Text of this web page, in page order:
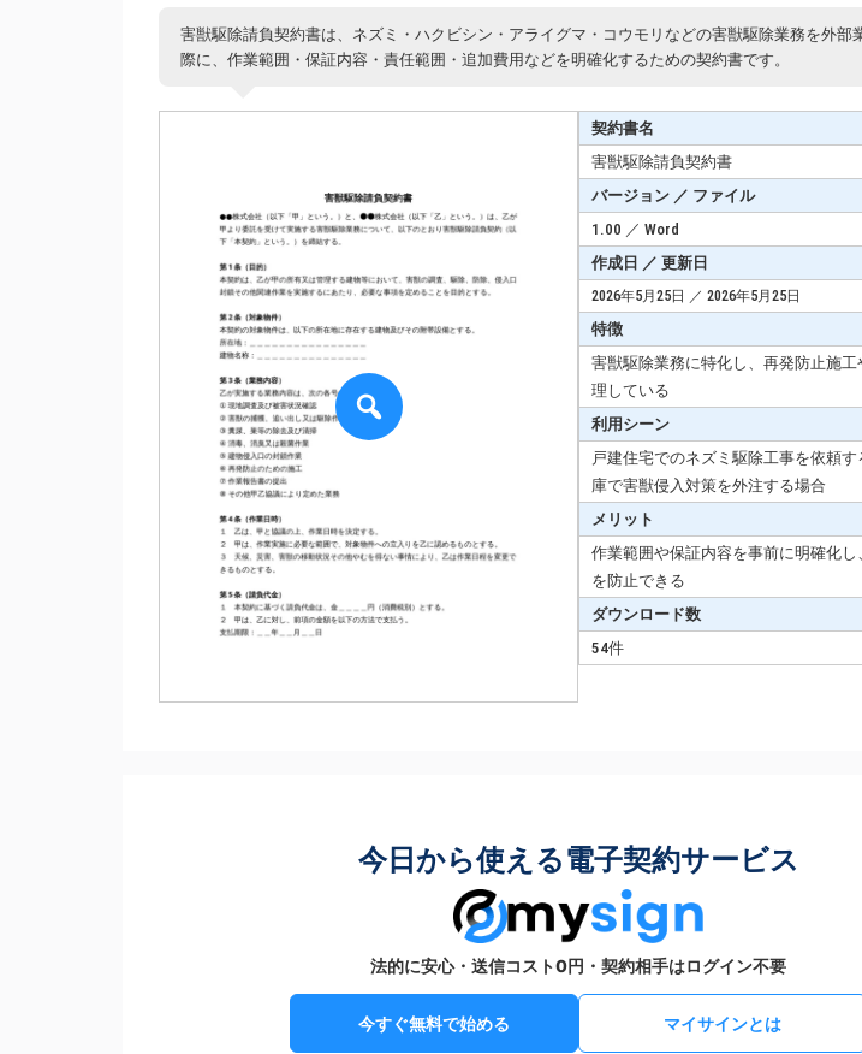
害獣駆除請負契約書は、ネズミ・ハクビシン・アライグマ・コウモリなどの害獣駆除業務を外部
際に、作業範囲・保証内容・責任範囲・追加費用などを明確化するための契約書です。
契約書名
害獣駆除請負契約書
バージョン ／ ファイル
1.00 ／ Word
作成日 ／ 更新日
2026年5月25日 ／ 2026年5月25日
特徴
害獣駆除業務に特化し、再発防止施
理している
利用シーン
戸建住宅でのネズミ駆除工事を依頼
庫で害獣侵入対策を外注する場合
メリット
作業範囲や保証内容を事前に明確化
を防止できる
ダウンロード数
54件
今日から使える電子契約サービス
法的に安心・送信コスト0円・契約相手はログイン不要
今すぐ無料で始める マイサインとは